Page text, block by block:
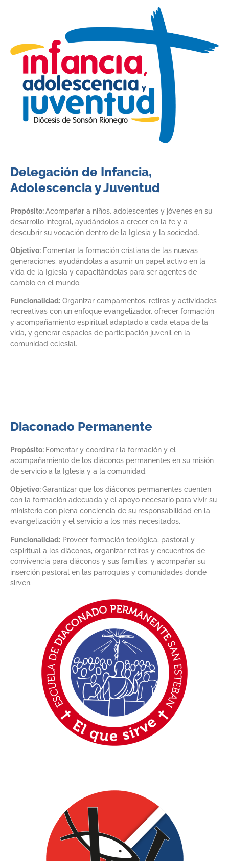
Delegación de Infancia,
Adolescencia y Juventud
Propósito:Acompañar a niños, adolescentes y jóvenes en su
desarrollo integral, ayudándolos a crecer en la fe y a
descubrir su vocación dentro de la Iglesia y la sociedad.
Objetivo: Fomentar la formación cristiana de las nuevas
generaciones, ayudándolas a asumir un papel activo en la
vida de la Iglesia y capacitándolas para ser agentes de
cambio en el mundo.
Funcionalidad: Organizar campamentos, retiros y actividades
recreativas con un enfoque evangelizador, ofrecer formación
y acompañamiento espiritual adaptado a cada etapa de la
vida, y generar espacios de participación juvenil en la
comunidad eclesial.
Diaconado Permanente
Propósito: Fomentar y coordinar la formación y el
acompañamiento de los diáconos permanentes en su misión
de servicio a la Iglesia y a la comunidad.
Objetivo:Garantizar que los diáconos permanentes cuenten
con la formación adecuada y el apoyo necesario para vivir su
ministerio con plena conciencia de su responsabilidad en la
evangelización y el servicio a los más necesitados.
Funcionalidad: Proveer formación teológica, pastoral y
espiritual a los diáconos, organizar retiros y encuentros de
convivencia para diáconos y sus familias, y acompañar su
inserción pastoral en las parroquias y comunidades donde
sirven.